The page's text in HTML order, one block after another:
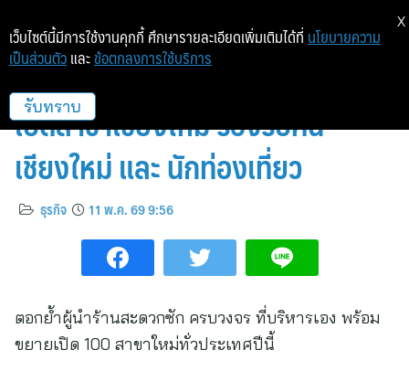
WashXpress รุกขยายสู่ภาคเหนือ
เปิดสาขาเชียงใหม่ รองรับคน
เชียงใหม่ และ นักท่องเที่ยว
ธุรกิจ 11 พ.ค. 69 9:56
ตอกย้ำผู้นำร้านสะดวกซัก ครบวงจร ที่บริหารเอง พร้อม
ขยายเปิด 100 สาขาใหม่ทั่วประเทศปีนี้
เว็บไซต์นี้มีการใช้งานคุกกี้ ศึกษารายละเอียดเพิ่มเติมได้ที่ นโยบายความ
เป็นส่วนตัว และ ข้อตกลงการใช้บริการ
รับทราบ
X